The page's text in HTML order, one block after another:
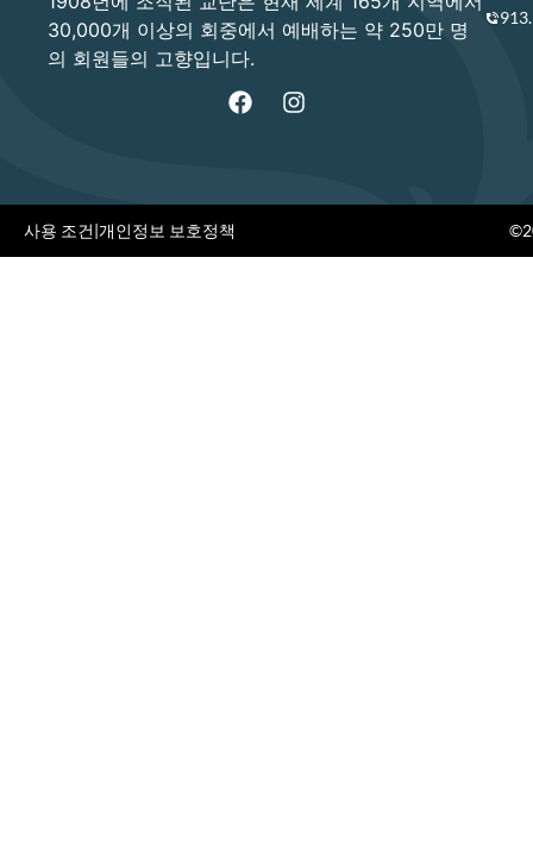
30,000개 이상의 회중에서 예배하는 약 250만 명
의 회원들의 고향입니다.
사용 조건|개인정보 보호정책